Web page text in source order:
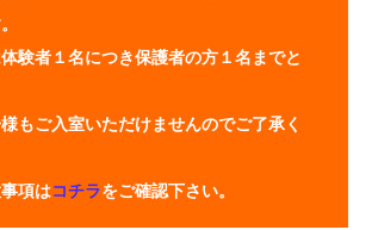
験者１名につき保護者の方１名までと
もご入室いただけませんのでご了承く
項はコチラをご確認下さい。